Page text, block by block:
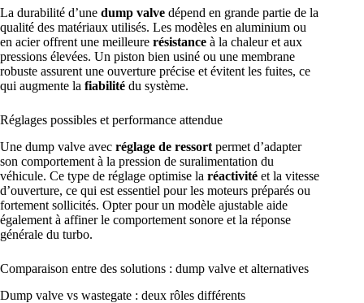
La durabilité d’une dump valve dépend en grande partie de la
qualité des matériaux utilisés. Les modèles en aluminium ou
en acier offrent une meilleure résistance à la chaleur et aux
pressions élevées. Un piston bien usiné ou une membrane
robuste assurent une ouverture précise et évitent les fuites, ce
qui augmente la fiabilité du système.
Réglages possibles et performance attendue
Une dump valve avec réglage de ressort permet d’adapter
son comportement à la pression de suralimentation du
véhicule. Ce type de réglage optimise la réactivité et la vitesse
d’ouverture, ce qui est essentiel pour les moteurs préparés ou
fortement sollicités. Opter pour un modèle ajustable aide
également à affiner le comportement sonore et la réponse
générale du turbo.
Comparaison entre des solutions : dump valve et alternatives
Dump valve vs wastegate : deux rôles différents